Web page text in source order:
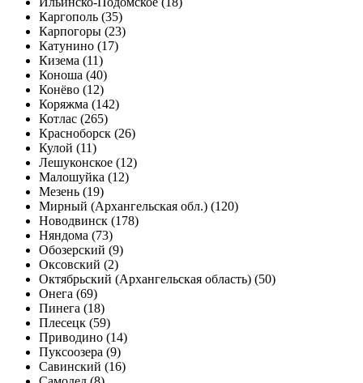
Каргополь (35)
Карпогоры (23)
Катунино (17)
Кизема (11)
Коноша (40)
Конёво (12)
Коряжма (142)
Котлас (265)
Красноборск (26)
Кулой (11)
Лешуконское (12)
Малошуйка (12)
Мезень (19)
Мирный (Архангельская обл.) (120)
Новодвинск (178)
Няндома (73)
Обозерский (9)
Оксовский (2)
Октябрьский (Архангельская область) (50)
Онега (69)
Пинега (18)
Плесецк (59)
Приводино (14)
Пуксоозера (9)
Савинский (16)